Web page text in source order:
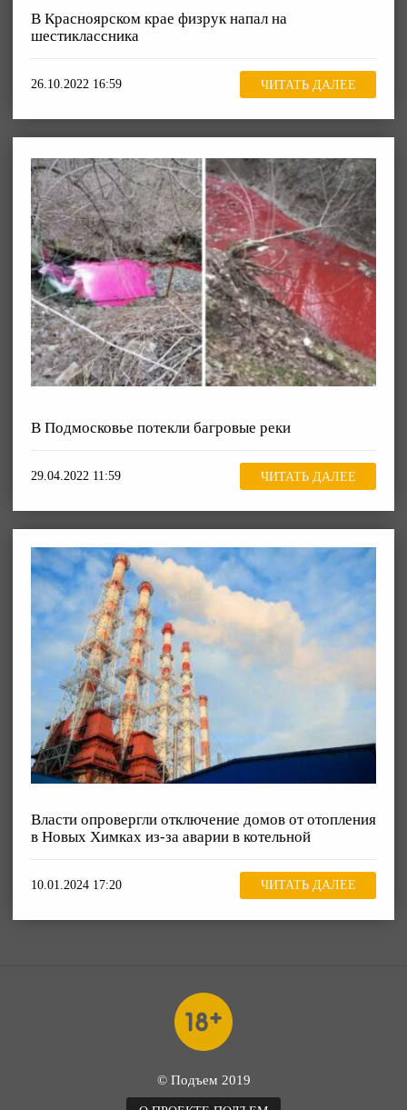
В Красноярском крае физрук напал на
шестиклассника
26.10.2022 16:59 ЧИТАТЬ ДАЛЕЕ
В Подмосковье потекли багровые реки
29.04.2022 11:59 ЧИТАТЬ ДАЛЕЕ
Власти опровергли отключение домов от отопления
в Новых Химках из-за аварии в котельной
10.01.2024 17:20 ЧИТАТЬ ДАЛЕЕ
© Подъем 2019